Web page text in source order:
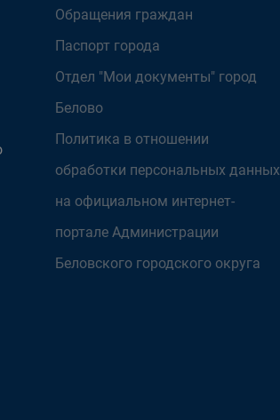
Обращения граждан
Паспорт города
Отдел "Мои документы" город
Белово
Политика в отношении
обработки персональных данных
на официальном интернет-
портале Администрации
Беловского городского округа